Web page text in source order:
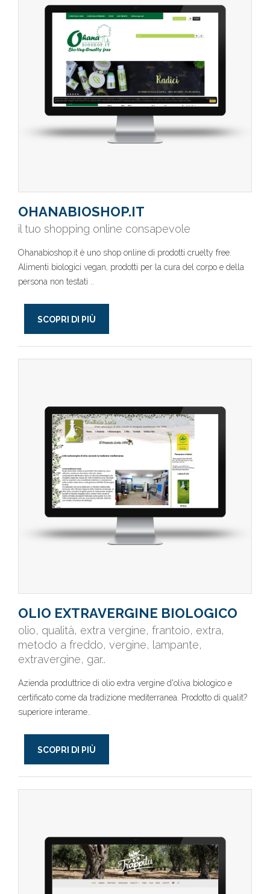
OHANABIOSHOP.IT
il tuo shopping online consapevole
Ohanabioshop.it è uno shop online di prodotti cruelty free.
Alimenti biologici vegan, prodotti per la cura del corpo e della
persona non testati ..
SCOPRI DI PIÙ
OLIO EXTRAVERGINE BIOLOGICO
olio, qualità, extra vergine, frantoio, extra,
metodo a freddo, vergine, lampante,
extravergine, gar..
Azienda produttrice di olio extra vergine d'oliva biologico e
certificato come da tradizione mediterranea. Prodotto di qualit?
superiore interame..
SCOPRI DI PIÙ